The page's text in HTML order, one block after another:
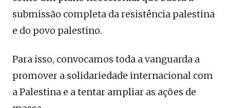
submissão completa da resistência palestina
e do povo palestino.
Para isso, convocamos toda a vanguarda a
promover a solidariedade internacional com
a Palestina e a tentar ampliar as ações de